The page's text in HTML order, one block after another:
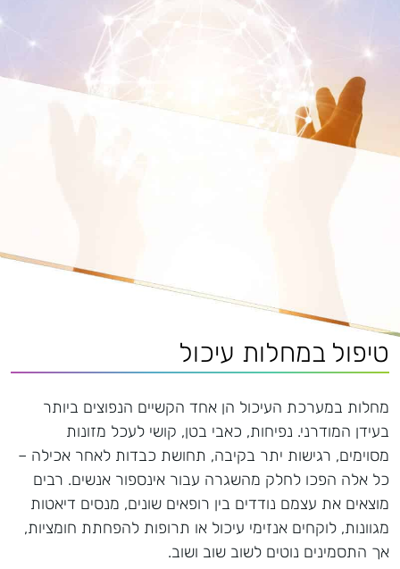
טיפול במחלות עיכול
מחלות במערכת העיכול הן אחד הקשיים הנפוצים ביותר
בעידן המודרני. נפיחות, כאבי בטן, קושי לעכל מזונות
מסוימים, רגישות יתר בקיבה, תחושת כבדות לאחר אכילה –
כל אלה הפכו לחלק מהשגרה עבור אינספור אנשים. רבים
מוצאים את עצמם נודדים בין רופאים שונים, מנסים דיאטות
מגוונות, לוקחים אנזימי עיכול או תרופות להפחתת חומציות,
אך התסמינים נוטים לשוב שוב ושוב.